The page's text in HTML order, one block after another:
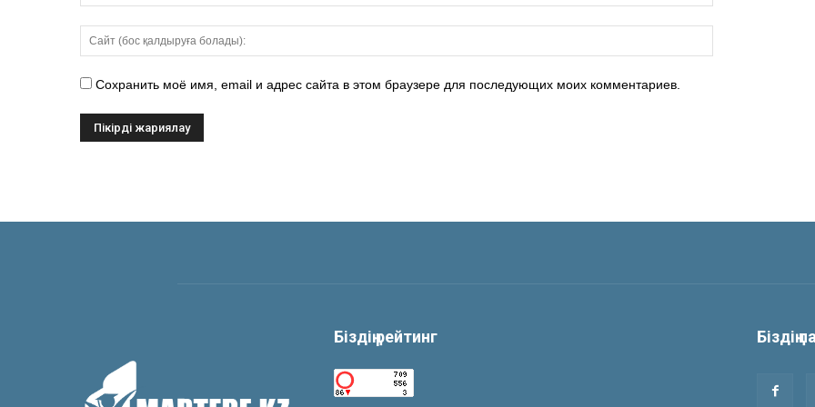
Сохранить моё имя, email и адрес сайта в этом браузере для последующих моих комментариев.
Біздің рейтинг Біздің